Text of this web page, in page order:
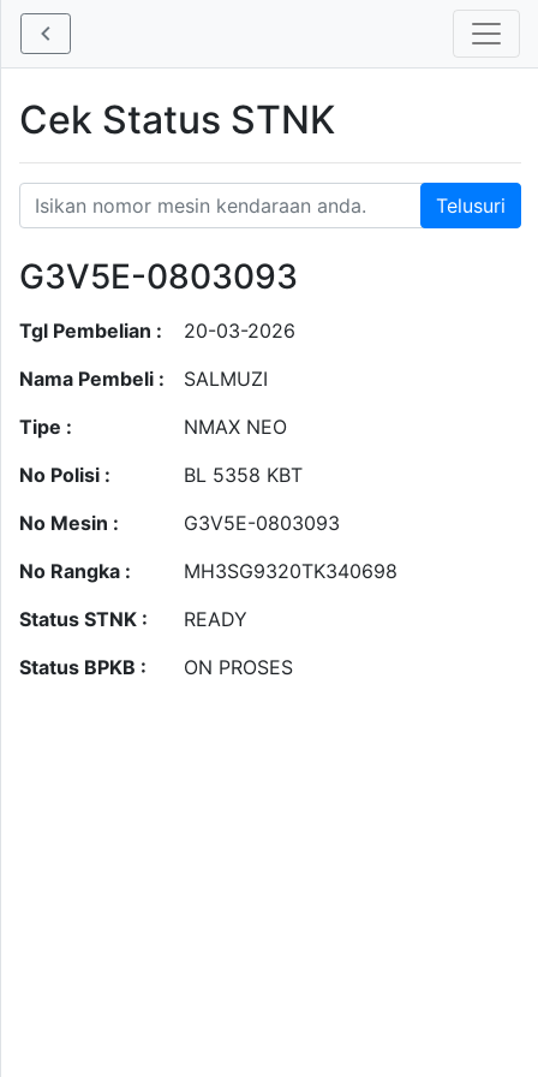
Cek Status STNK
G3V5E-0803093
Tgl Pembelian :
20-03-2026
Nama Pembeli :
SALMUZI
Tipe :
NMAX NEO
No Polisi :
BL 5358 KBT
No Mesin :
G3V5E-0803093
No Rangka :
MH3SG9320TK340698
Status STNK :
READY
Status BPKB :
ON PROSES